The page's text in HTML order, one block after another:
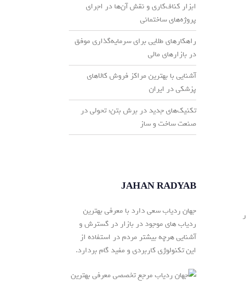
ابزار کناف‌کاری و نقش آن‌ها در اجرای
پروژه‌های ساختمانی
راهکارهای طلایی برای سرمایه‌گذاری موفق
در بازارهای مالی
آشنایی با بهترین مراکز فروش کالاهای
پزشکی در ایران
تکنیک‌های جدید در برش بتن: تحولی در
صنعت ساخت و ساز
JAHAN RADYAB
جهان ردیاب سعی دارد با معرفی بهترین
ردیاب های موجود در بازار در گسترش و
آشنایی هرچه بیشتر مردم در استفاده از
این تکنولوژی کاربردی و مفید گام بردارد.